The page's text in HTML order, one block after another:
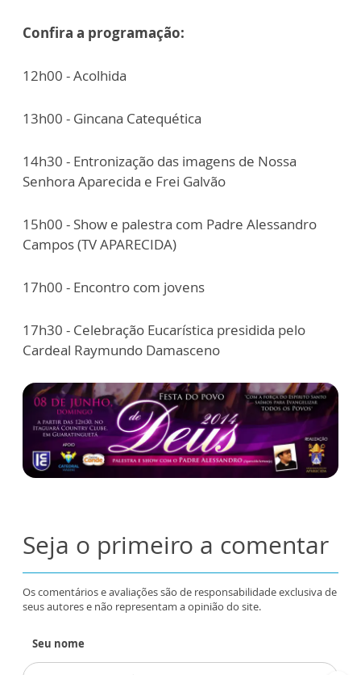
Confira a programação:
12h00 - Acolhida
13h00 - Gincana Catequética
14h30 - Entronização das imagens de Nossa
Senhora Aparecida e Frei Galvão
15h00 - Show e palestra com Padre Alessandro
Campos (TV APARECIDA)
17h00 - Encontro com jovens
17h30 - Celebração Eucarística presidida pelo
Cardeal Raymundo Damasceno
Seja o primeiro a comentar
Os comentários e avaliações são de responsabilidade exclusiva de
seus autores e não representam a opinião do site.
Seu nome